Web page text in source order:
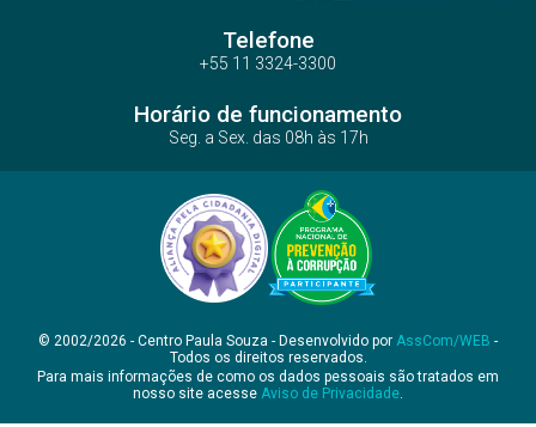
Telefone
+55 11 3324-3300
Horário de funcionamento
Seg. a Sex. das 08h às 17h
© 2002/2026 - Centro Paula Souza - Desenvolvido por AssCom/WEB -
Todos os direitos reservados.
Para mais informações de como os dados pessoais são tratados em
nosso site acesse Aviso de Privacidade.